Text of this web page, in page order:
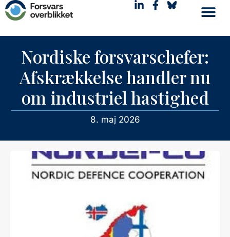
Nordiske forsvarschefer:
Afskrækkelse handler nu
om industriel hastighed
8. maj 2026